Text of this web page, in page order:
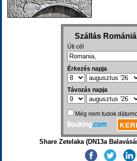
Share Zetelaka (DN13a